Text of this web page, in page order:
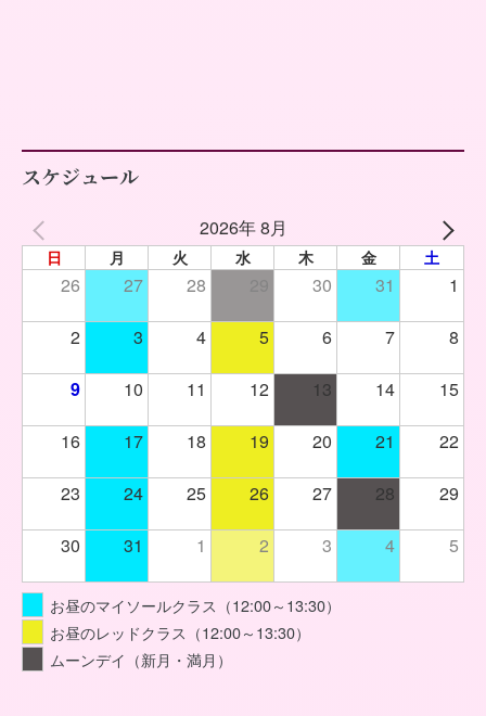
スケジュール
2026年 8月
日 月 火 水 木 金 土
26 27 28 30 31 1
2 3 4 5 6 7 8
9 10 11 12 13 14 15
16 17 18 19 20 21 22
23 24 25 26 27 28 29
30 31 1 2 3 4 5
お昼のマイソールクラス（12:00～13:30）
お昼のレッドクラス（12:00～13:30）
ムーンデイ（新月・満月）